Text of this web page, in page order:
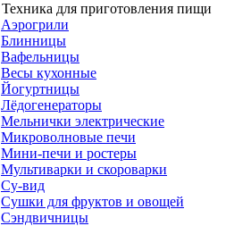
Техника для приготовления пищи
Аэрогрили
Блинницы
Вафельницы
Весы кухонные
Йогуртницы
Лёдогенераторы
Мельнички электрические
Микроволновые печи
Мини-печи и ростеры
Мультиварки и скороварки
Су-вид
Сушки для фруктов и овощей
Сэндвичницы